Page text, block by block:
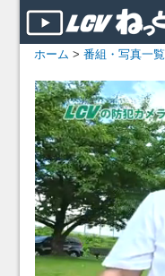
ホーム > 番組・写真一覧